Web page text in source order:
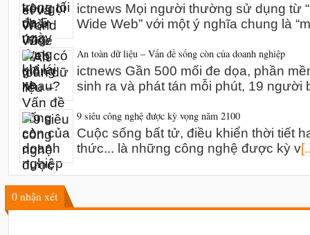
ictnews Mọi người thường sử dụng từ
Wide Web” với một ý nghĩa chung là
An toàn dữ liệu – Vấn đề sống còn của doanh nghiệp
ictnews Gần 500 mối đe dọa, phần
sinh ra và phát tán mỗi phút, 19 người
9 siêu công nghệ được kỳ vọng năm 2100
Cuộc sống bất tử, điều khiển thời tiết
thức... là những công nghệ được kỳ v
0 nhận xét